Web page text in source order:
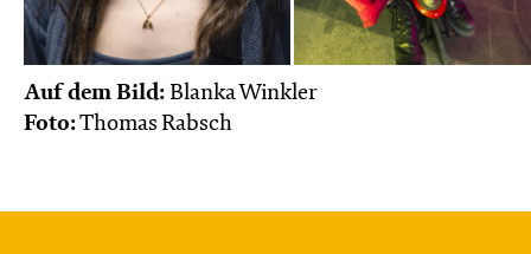
Auf dem Bild: Blanka Winkler
Foto:Thomas Rabsch